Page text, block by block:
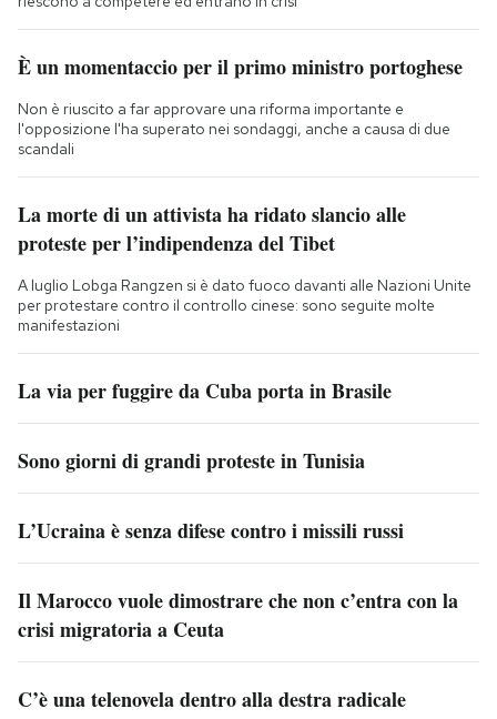
È un momentaccio per il primo ministro portoghese
Non è riuscito a far approvare una riforma importante e
l'opposizione l'ha superato nei sondaggi, anche a causa di due
scandali
La morte di un attivista ha ridato slancio alle
proteste per l’indipendenza del Tibet
A luglio Lobga Rangzen si è dato fuoco davanti alle Nazioni Unite
per protestare contro il controllo cinese: sono seguite molte
manifestazioni
La via per fuggire da Cuba porta in Brasile
Sono giorni di grandi proteste in Tunisia
L’Ucraina è senza difese contro i missili russi
Il Marocco vuole dimostrare che non c’entra con la
crisi migratoria a Ceuta
C’è una telenovela dentro alla destra radicale